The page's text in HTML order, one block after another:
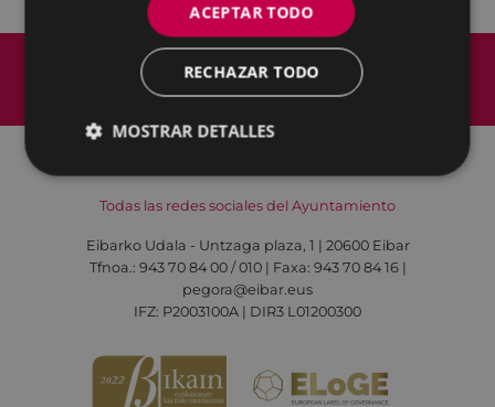
Mapa del Sitio
Aviso legal
Política de cookies
Contacto
Todas las redes sociales del Ayuntamiento
Eibarko Udala - Untzaga plaza, 1 | 20600 Eibar
Tfnoa.: 943 70 84 00 / 010 | Faxa: 943 70 84 16 |
pegora@eibar.eus
IFZ: P2003100A | DIR3 L01200300
ACEPTAR TODO
RECHAZAR TODO
MOSTRAR DETALLES